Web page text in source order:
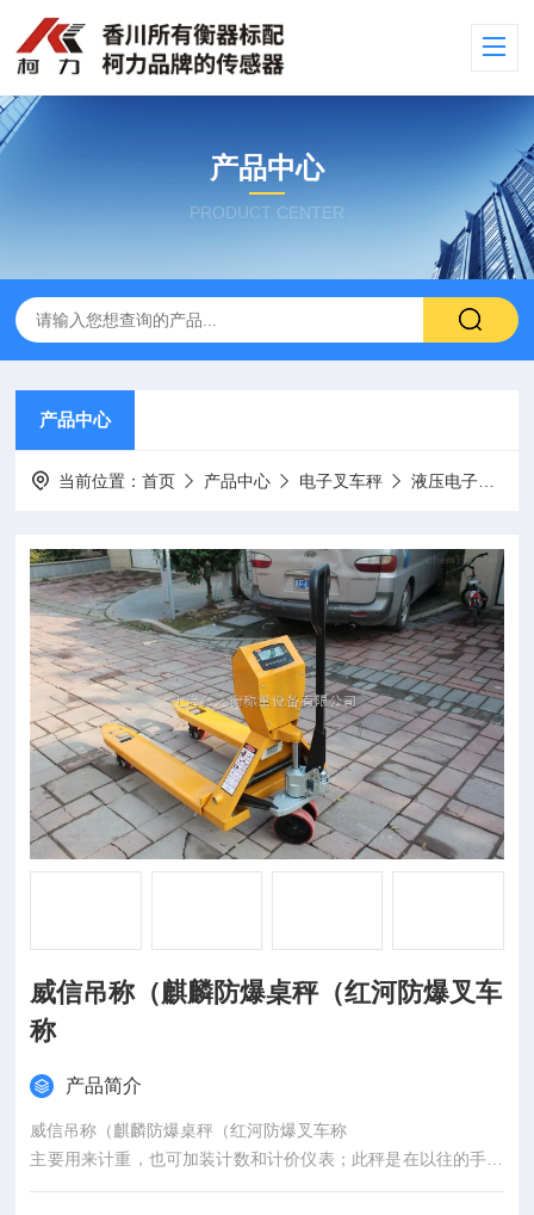
产品中心
PRODUCT CENTER
产品中心
当前位置：首页 产品中心 电子叉车秤 液压电子叉车秤（搬运车秤）
威信吊称（麒麟防爆桌秤（红河防爆叉车
称
产品简介
威信吊称（麒麟防爆桌秤（红河防爆叉车称
主要用来计重，也可加装计数和计价仪表；此秤是在以往的手推
车的基础上加装了称重装置，中和了叉车和电子秤的各自特点，